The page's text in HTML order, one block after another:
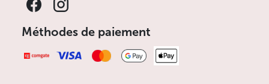
Méthodes de paiement